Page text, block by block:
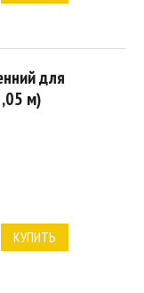
для
м)
КУПИТЬ